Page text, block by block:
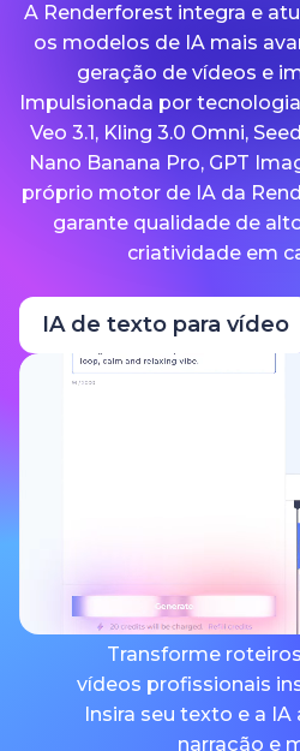
A Renderforest integra e
os modelos de IA mais
geração de vídeos e
Impulsionada por
Veo 3.1, Kling 3.0 Omni,
Nano Banana Pro, GPT
próprio motor de IA da
garante qualidade de
criatividade em
IA de texto para vídeo
Transforme
vídeos profissionais
Insira seu texto e a IA
narração e